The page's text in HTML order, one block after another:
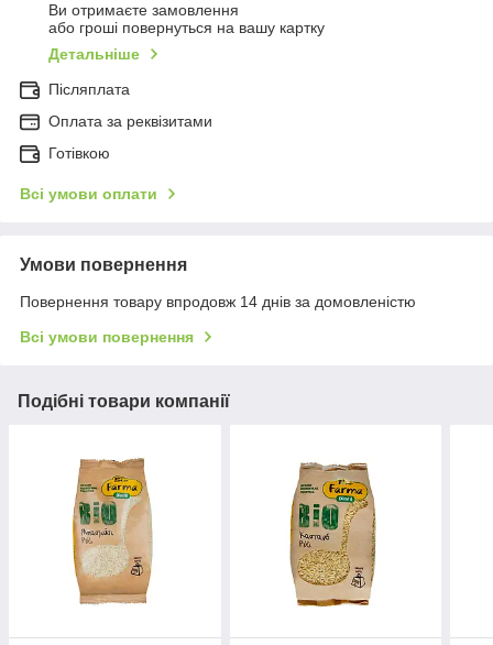
Ви отримаєте замовлення
або гроші повернуться на вашу картку
Детальніше
Післяплата
Оплата за реквізитами
Готівкою
Всі умови оплати
Умови повернення
Повернення товару впродовж 14 днів за домовленістю
Всі умови повернення
Подібні товари компанії